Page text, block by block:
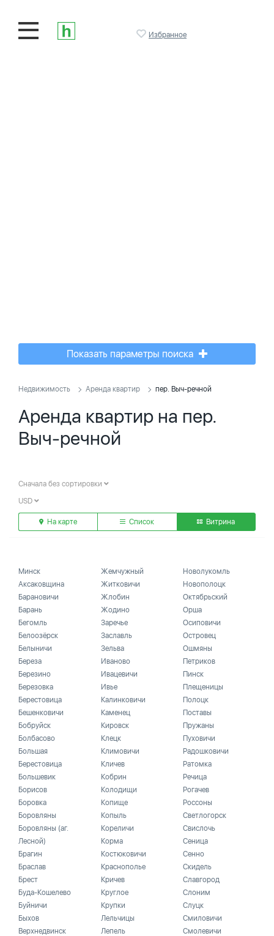
Избранное
Показать параметры поиска
Недвижимость Аренда квартир пер. Выч-речной
Аренда квартир на пер.
Выч-речной
Сначала без сортировки
USD
На карте Список Витрина
Минск
Аксаковщина
Барановичи
Барань
Бегомль
Белоозёрск
Белыничи
Береза
Березино
Березовка
Берестовица
Бешенковичи
Бобруйск
Болбасово
Большая
Берестовица
Большевик
Борисов
Боровка
Боровляны
Боровляны (аг.
Лесной)
Брагин
Браслав
Брест
Буда-Кошелево
Буйничи
Быхов
Верхнедвинск
Жемчужный
Житковичи
Жлобин
Жодино
Заречье
Заславль
Зельва
Иваново
Ивацевичи
Ивье
Калинковичи
Каменец
Кировск
Клецк
Климовичи
Кличев
Кобрин
Колодищи
Копище
Копыль
Кореличи
Корма
Костюковичи
Краснополье
Кричев
Круглое
Крупки
Лельчицы
Лепель
Новолукомль
Новополоцк
Октябрьский
Орша
Осиповичи
Островец
Ошмяны
Петриков
Пинск
Плещеницы
Полоцк
Поставы
Пружаны
Пуховичи
Радошковичи
Ратомка
Речица
Рогачев
Россоны
Светлогорск
Свислочь
Сеница
Сенно
Скидель
Славгород
Слоним
Слуцк
Смиловичи
Смолевичи